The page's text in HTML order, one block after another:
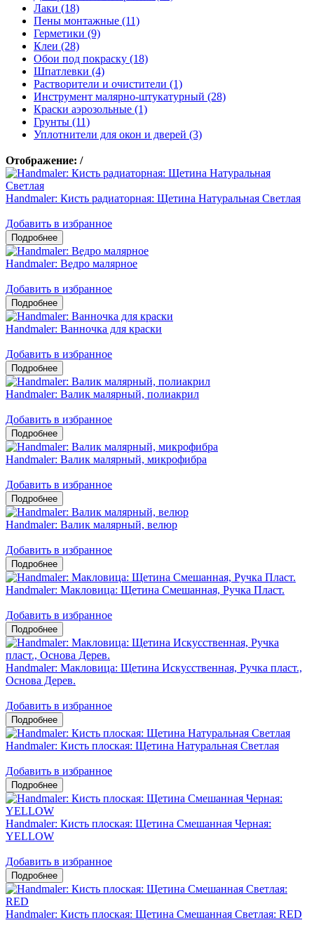
Лаки (18)
Пены монтажные (11)
Герметики (9)
Клеи (28)
Обои под покраску (18)
Шпатлевки (4)
Растворители и очистители (1)
Инструмент малярно-штукатурный (28)
Краски аэрозольные (1)
Грунты (11)
Уплотнители для окон и дверей (3)
Отображение: /
Handmaler: Кисть радиаторная: Щетина Натуральная Светлая
Добавить в избранное
Handmaler: Ведро малярное
Добавить в избранное
Handmaler: Ванночка для краски
Добавить в избранное
Handmaler: Валик малярный, полиакрил
Добавить в избранное
Handmaler: Валик малярный, микрофибра
Добавить в избранное
Handmaler: Валик малярный, велюр
Добавить в избранное
Handmaler: Макловица: Щетина Смешанная, Ручка Пласт.
Добавить в избранное
Handmaler: Макловица: Щетина Искусственная, Ручка пласт.,
Основа Дерев.
Добавить в избранное
Handmaler: Кисть плоская: Щетина Натуральная Светлая
Добавить в избранное
Handmaler: Кисть плоская: Щетина Смешанная Черная:
YELLOW
Добавить в избранное
Handmaler: Кисть плоская: Щетина Смешанная Светлая: RED